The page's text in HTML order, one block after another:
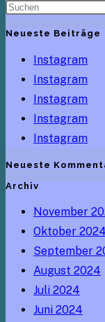
ein
Neueste Beiträge
Instagram
Instagram
Instagram
Instagram
Instagram
Neueste
Archiv
November
Oktober 2024
September
August 2024
Juli 2024
Juni 2024